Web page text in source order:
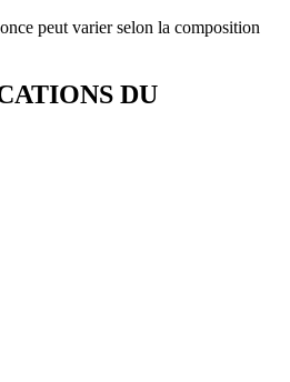
peut varier selon la composition
DU